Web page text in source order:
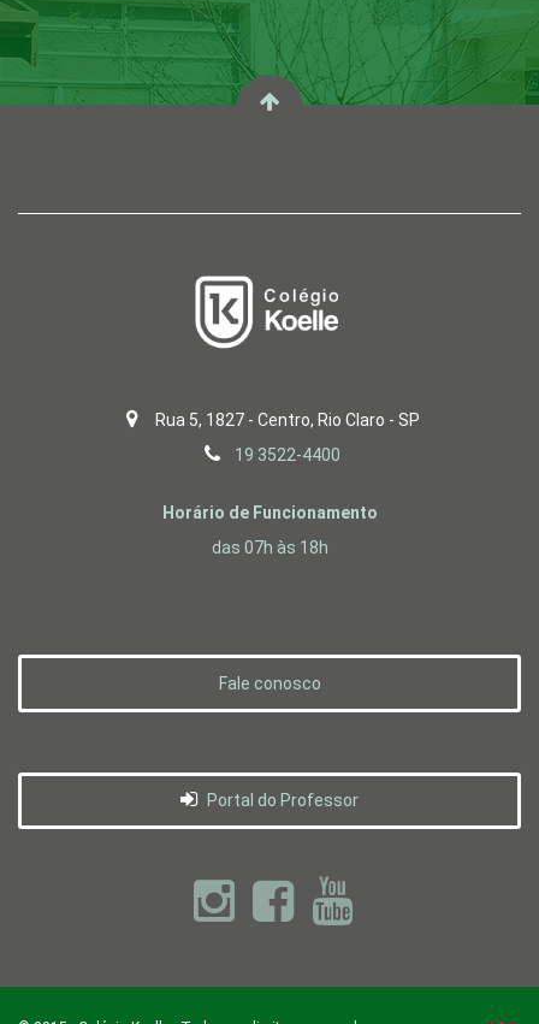
Rua 5, 1827 - Centro, Rio Claro - SP
19 3522-4400
Horário de Funcionamento
das 07h às 18h
Fale conosco
Portal do Professor